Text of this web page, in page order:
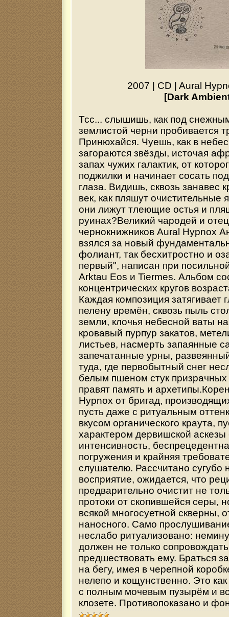
2007 CD
Aural
[Dark
Тсс... слышишь, как под
землистой черни пробивается
Принюхайся. Чуешь, как в
загораются звёзды, источая
запах чужих галактик, от
поджилки и начинает сосать
глаза. Видишь, сквозь занавес
век, как пляшут очистительные
они лижут тлеющие остья и
руинах?Великий чародей и
чернокнижников Aural Hypnox
взялся за новый
фолиант, так бесхитростно и
первый", написан при
Arktau Eos и Tiermes. Альбом
концентрических кругов
Каждая композиция затягивает
пелену времён, сквозь пыль
земли, клочья небесной ваты
кровавый пурпур закатов,
листьев, насмерть запаянные
запечатанные урны,
туда, где первобытный снег
белым пшеном стук призрачных
правят память и
Hypnox от бригад,
пусть даже с ритуальным
вкусом органического краута,
характером дервишской
интенсивность,
погружения и крайняя
слушателю. Рассчитано сугубо
восприятие, ожидается, что
предварительно очистит не
протоки от скопившейся серы,
всякой многосуетной скверны,
наносного. Само
неслабо ритуализовано:
должен не только
предшествовать ему. Браться
на бегу, имея в черепной
нелепо и кощунственно. Это
с полным мочевым пузырём и
клозете. Противопоказано и